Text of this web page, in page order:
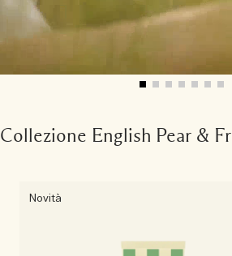
Collezione English Pear &
Novità